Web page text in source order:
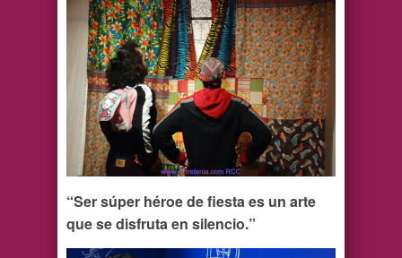
“Ser súper héroe de fiesta es un arte
que se disfruta en silencio.”